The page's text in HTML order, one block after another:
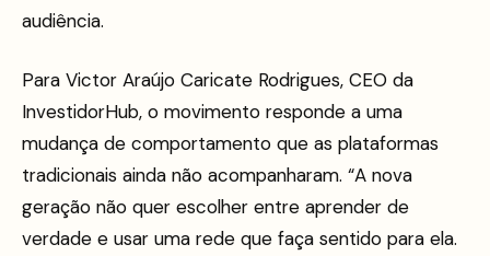
audiência.
Para Victor Araújo Caricate Rodrigues, CEO da
InvestidorHub, o movimento responde a uma
mudança de comportamento que as plataformas
tradicionais ainda não acompanharam. “A nova
geração não quer escolher entre aprender de
verdade e usar uma rede que faça sentido para ela.